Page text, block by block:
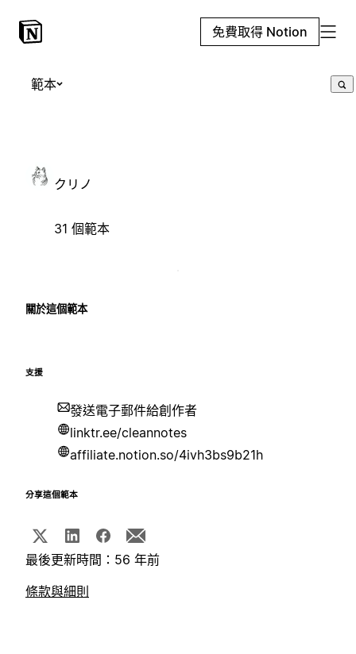
免費取得 Notion
範本
クリノ
31 個範本
關於這個範本
支援
發送電子郵件給創作者
linktr.ee/cleannotes
affiliate.notion.so/4ivh3bs9b21h
分享這個範本
最後更新時間：56 年前
條款與細則